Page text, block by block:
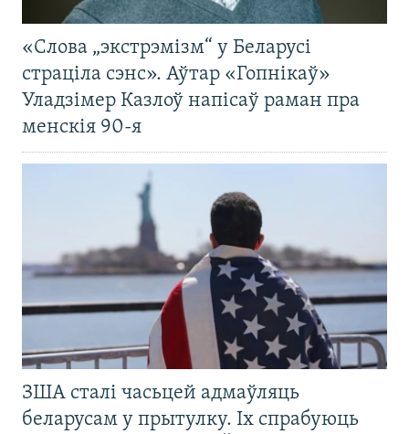
«Слова „экстрэмізм“ у Беларусі
страціла сэнс». Аўтар «Гопнікаў»
Уладзімер Казлоў напісаў раман пра
менскія 90-я
ЗША сталі часьцей адмаўляць
беларусам у прытулку. Іх спрабуюць